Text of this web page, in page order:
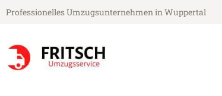
Professionelles Umzugsunternehmen in Wuppertal